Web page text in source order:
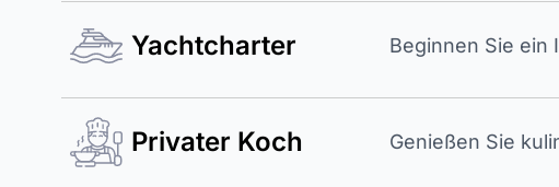
Yachtcharter Beginnen Sie ein
Privater Koch Genießen Sie